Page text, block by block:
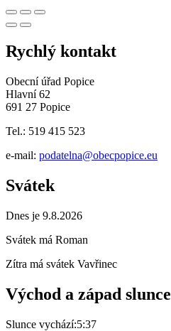
Rychlý kontakt
Obecní úřad Popice
Hlavní 62
691 27 Popice
Tel.: 519 415 523
e-mail: podatelna@obecpopice.eu
Svátek
Dnes je 9.8.2026
Svátek má Roman
Zítra má svátek Vavřinec
Východ a západ slunce
Slunce vychází:5:37